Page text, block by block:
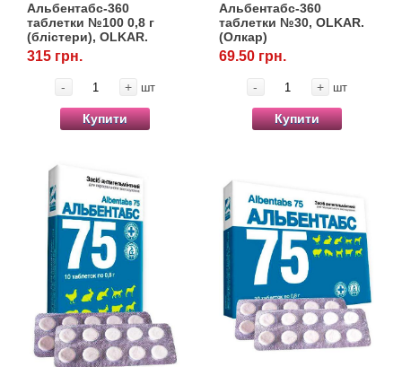
Альбентабс-360
таблетки №100 0,8 г
(блістери), OLKAR.
(Олкар)
315 грн.
- + шт
Купити
Альбентабс-360
таблетки №30, OLKAR.
(Олкар)
69.50 грн.
- + шт
Купити